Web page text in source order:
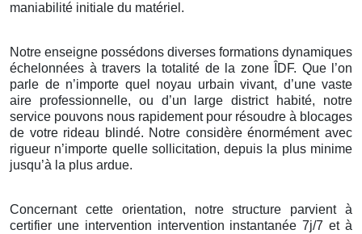
maniabilité initiale du matériel.
Notre enseigne possédons diverses formations dynamiques
échelonnées à travers la totalité de la zone ÎDF. Que l’on
parle de n’importe quel noyau urbain vivant, d’une vaste
aire professionnelle, ou d’un large district habité, notre
service pouvons nous rapidement pour résoudre à blocages
de votre rideau blindé. Notre considère énormément avec
rigueur n’importe quelle sollicitation, depuis la plus minime
jusqu’à la plus ardue.
Concernant cette orientation, notre structure parvient à
certifier une intervention intervention instantanée 7j/7 et à